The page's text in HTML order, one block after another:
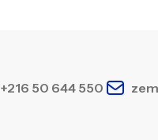
+216 50 644 550